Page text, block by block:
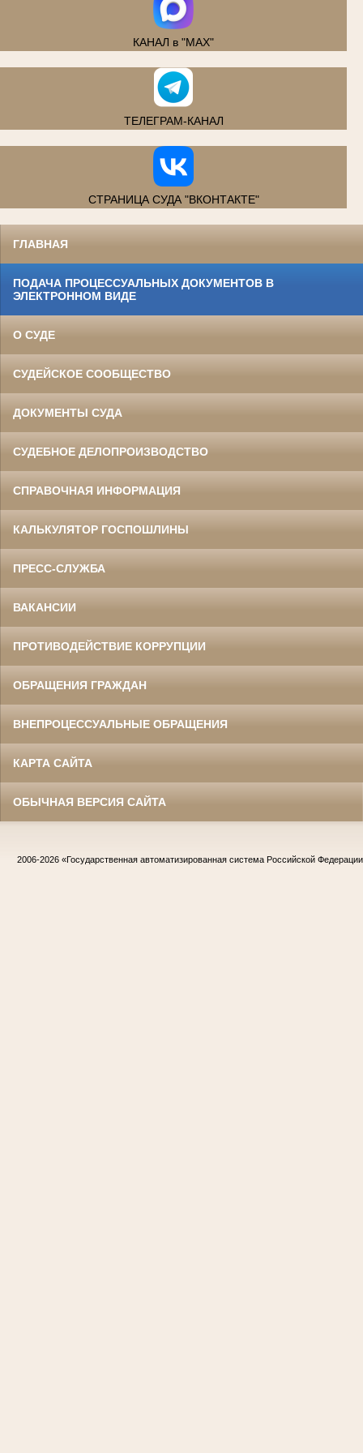
КАНАЛ в "MAX"
ТЕЛЕГРАМ-КАНАЛ
СТРАНИЦА СУДА "ВКОНТАКТЕ"
ГЛАВНАЯ
ПОДАЧА ПРОЦЕССУАЛЬНЫХ ДОКУМЕНТОВ В
ЭЛЕКТРОННОМ ВИДЕ
О СУДЕ
СУДЕЙСКОЕ СООБЩЕСТВО
ДОКУМЕНТЫ СУДА
СУДЕБНОЕ ДЕЛОПРОИЗВОДСТВО
СПРАВОЧНАЯ ИНФОРМАЦИЯ
КАЛЬКУЛЯТОР ГОСПОШЛИНЫ
ПРЕСС-СЛУЖБА
ВАКАНСИИ
ПРОТИВОДЕЙСТВИЕ КОРРУПЦИИ
ОБРАЩЕНИЯ ГРАЖДАН
ВНЕПРОЦЕССУАЛЬНЫЕ ОБРАЩЕНИЯ
КАРТА САЙТА
ОБЫЧНАЯ ВЕРСИЯ САЙТА
2006-2026 «Государственная автоматизированная система Российской